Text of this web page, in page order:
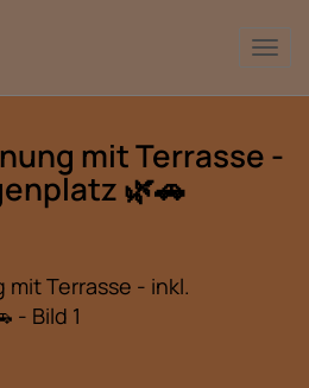
mit Terrasse -
🌿🚗